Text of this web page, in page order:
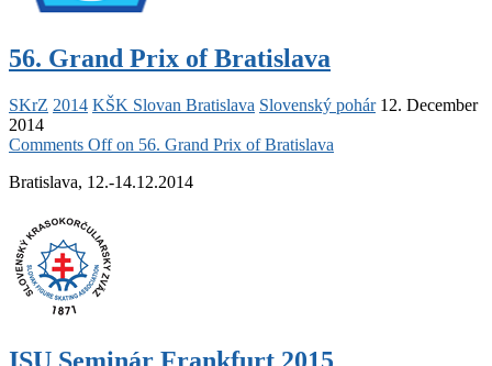
56. Grand Prix of Bratislava
SKrZ 2014 KŠK Slovan Bratislava Slovenský pohár 12. December
2014
Comments Offon 56. Grand Prix of Bratislava
Bratislava, 12.-14.12.2014